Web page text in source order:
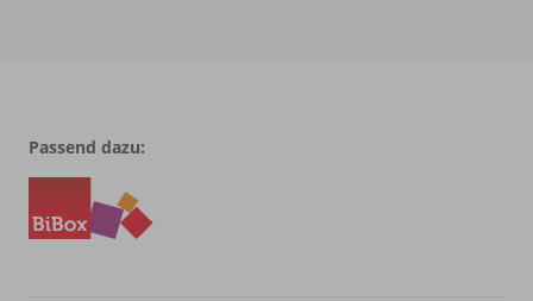
Passend dazu: